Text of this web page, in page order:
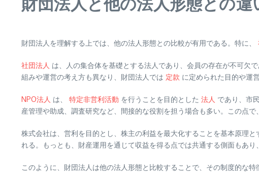
財団法人を理解する上では、他の法人形態との比較が有用である。特に、
社団法人 は、人の集合体を基礎とする法人であり、会員の存在が不可欠
組みや運営の考え方も異なり、財団法人では 定款 に定められた目的や運
NPO法人 は、 特定非営利活動 を行うことを目的とした 法人 であり、市
産管理や助成、調査研究など、間接的な役割を担う場合も多い。この点で
株式会社は、営利を目的とし、株主の利益を最大化することを基本原理と
れる。もっとも、財産運用を通じて収益を得る点では共通する側面もあ
このように、財団法人は他の法人形態と比較することで、その制度的な特